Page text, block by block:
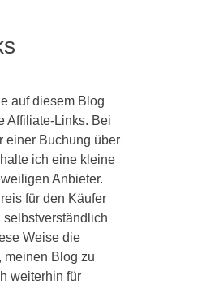
auf diesem Blog
Affiliate-Links. Bei
einer Buchung über
ich eine kleine
Anbieter.
für den Käufer
Weise die
meinen Blog zu
weiterhin für